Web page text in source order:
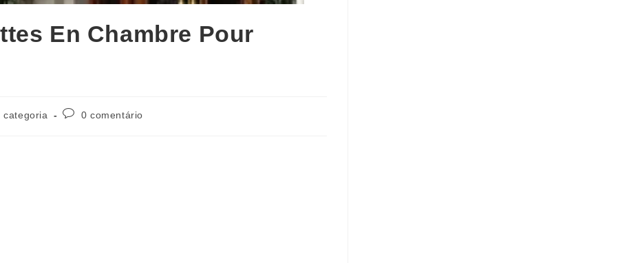
En Chambre Pour
categoria
Comentários
0 comentário